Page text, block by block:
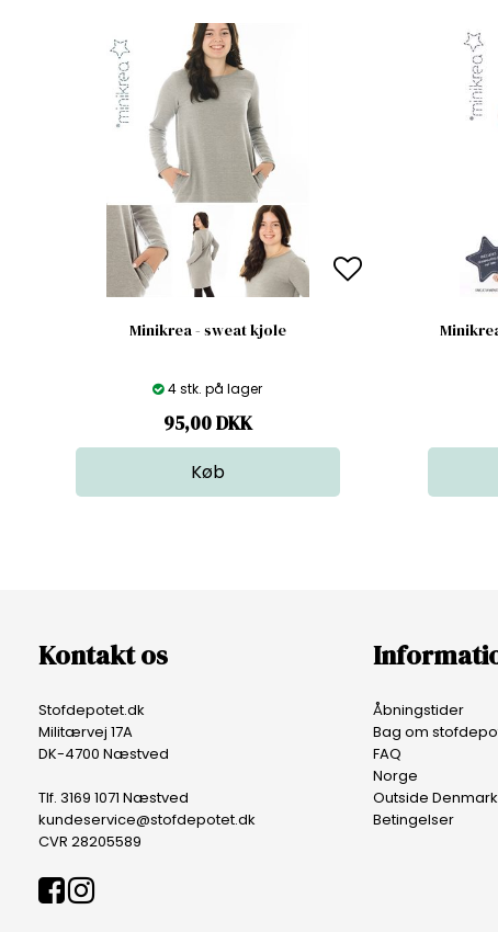
Minikrea - sweat kjole
4 stk. på lager
95,00DKK
Kontakt os
Stofdepotet.dk
Militærvej 17A
DK-4700 Næstved
Tlf. 3169 1071 Næstved
kundeservice@stofdepotet.dk
CVR 28205589
Åbningstider
Bag om
FAQ
Norge
Outside Denmark
Betingelser